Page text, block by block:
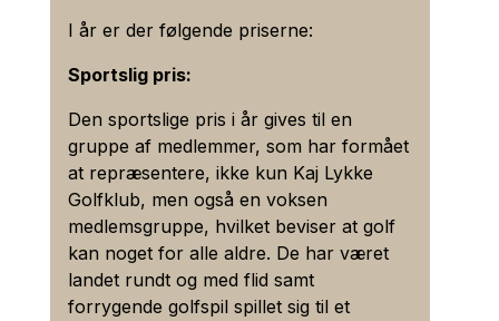
Bestyrelsen fastsætter betingelserne for
kontingenter under hensyntagen til
markedsvilkår, konkurrencebetingelser og
klubbens økonomi:
Juniorer (under 18 år)
Ungseniorer (l 8-25 år)
Seniorer (26-79 år)
Plus 80 (over 80 år)
Flex
16.48
09.52
Tirsdag
13.28 –
14.32
1/2 To pigerne
Tirsdag
15.20 –
16.08
Jern-Ladies
Prisen er for et helt kalenderår.
Der er følgende restriktioner gældende for
denne samarbejdsaftale.
Der kan som golfspillende medlem af A11
maksimalt spilles 15 runder golf, foruden sin
hjemmeklub, på hver af de i samarbejdet
deltagende klubber.
Begrænsning og registrering heraf foretages
i Golfbox.
I år er der følgende priserne:
Sportslig pris:
Den sportslige pris i år gives til en
gruppe af medlemmer, som har formået
at repræsentere, ikke kun Kaj Lykke
Golfklub, men også en voksen
medlemsgruppe, hvilket beviser at golf
kan noget for alle aldre. De har været
landet rundt og med flid samt
forrygende golfspil spillet sig til et